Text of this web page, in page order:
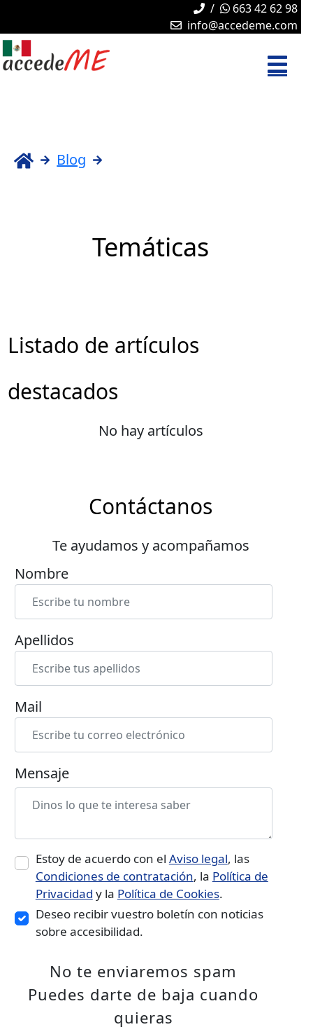
/
663 42 62 98
info@accedeme.com
Blog
Temáticas
Listado de artículos
destacados
No hay artículos
Contáctanos
Te ayudamos y acompañamos
Nombre
Apellidos
Mail
Mensaje
Estoy de acuerdo con el Aviso legal, las
Condiciones de contratación, la Política de
Privacidad y la Política de Cookies.
Deseo recibir vuestro boletín con noticias
sobre accesibilidad.
No te enviaremos spam
Puedes darte de baja cuando
quieras